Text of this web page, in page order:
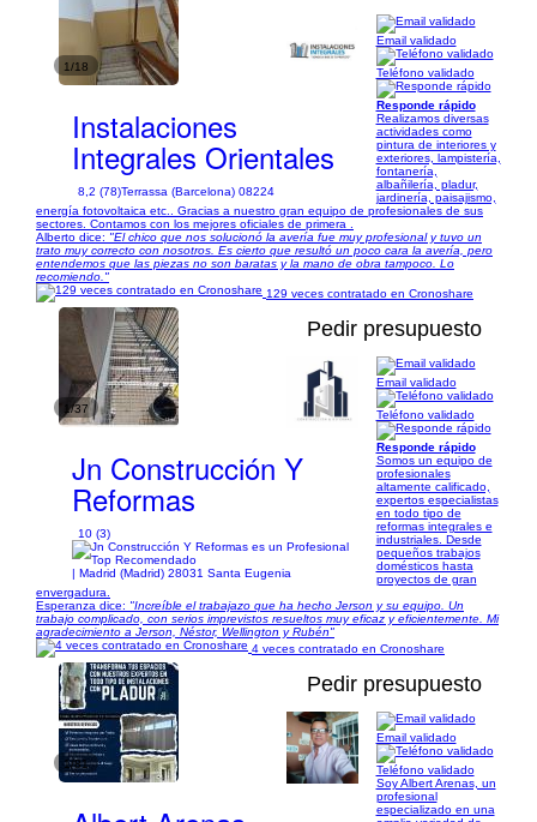
1/18
Instalaciones
Integrales Orientales
8,2 (78)Terrassa (Barcelona) 08224
Email validado
Teléfono validado
Responde rápido
Realizamos diversas
actividades como
pintura de interiores y
exteriores, lampistería,
fontanería,
albañilería, pladur,
jardinería, paisajismo,
energía fotovoltaica etc.. Gracias a nuestro gran equipo de profesionales de sus
sectores. Contamos con los mejores oficiales de primera .
Alberto dice: "El chico que nos solucionó la avería fue muy profesional y tuvo un
trato muy correcto con nosotros. Es cierto que resultó un poco cara la avería, pero
entendemos que las piezas no son baratas y la mano de obra tampoco. Lo
recomiendo."
129 veces contratado en Cronoshare
1/37
Pedir presupuesto
Jn Construcción Y
Reformas
10 (3)
| Madrid (Madrid) 28031 Santa Eugenia
Email validado
Teléfono validado
Responde rápido
Somos un equipo de
profesionales
altamente calificado,
expertos especialistas
en todo tipo de
reformas integrales e
industriales. Desde
pequeños trabajos
domésticos hasta
proyectos de gran
envergadura.
Esperanza dice: "Increíble el trabajazo que ha hecho Jerson y su equipo. Un
trabajo complicado, con serios imprevistos resueltos muy eficaz y eficientemente. Mi
agradecimiento a Jerson, Néstor, Wellington y Rubén"
4 veces contratado en Cronoshare
1/81
Pedir presupuesto
Email validado
Teléfono validado
Soy Albert Arenas, un
profesional
especializado en una